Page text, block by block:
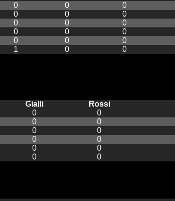
0 0 0
0 0 0
0 0 0
0 0 0
0 0 0
1 0 0
Gialli Rossi
0 0
0 0
0 0
0 0
0 0
0 0